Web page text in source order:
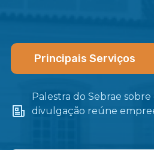
Principais Serviços
Palestra do Sebrae
divulgação reúne